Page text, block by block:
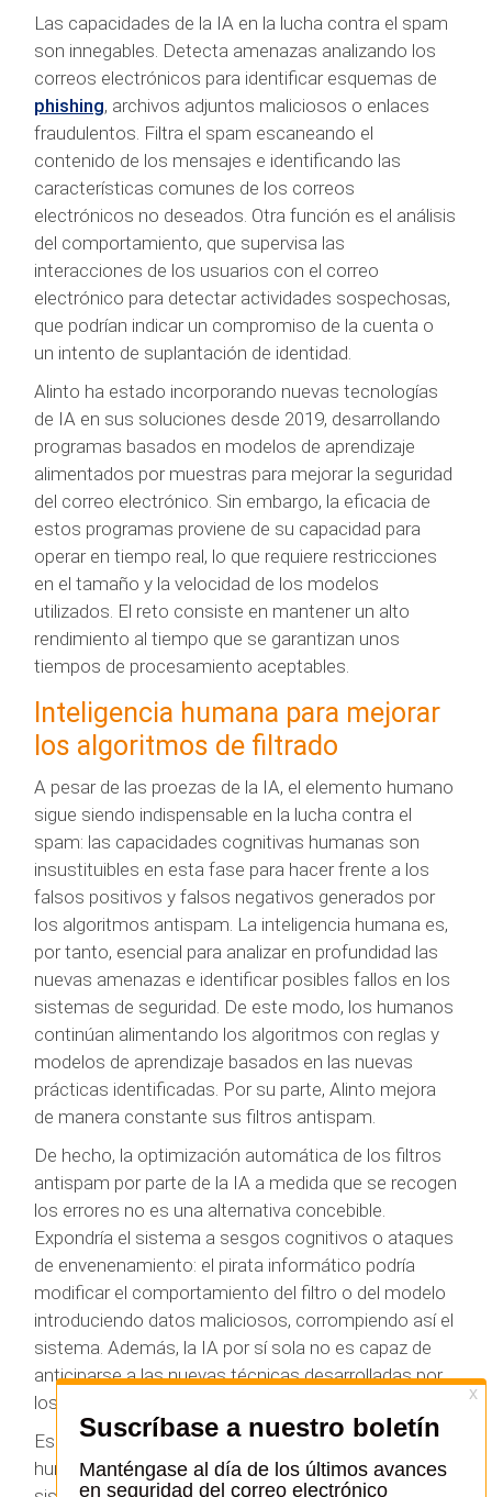
Las capacidades de la IA en la lucha contra el spam
son innegables. Detecta amenazas analizando los
correos electrónicos para identificar esquemas de
phishing, archivos adjuntos maliciosos o enlaces
fraudulentos. Filtra el spam escaneando el
contenido de los mensajes e identificando las
características comunes de los correos
electrónicos no deseados. Otra función es el análisis
del comportamiento, que supervisa las
interacciones de los usuarios con el correo
electrónico para detectar actividades sospechosas,
que podrían indicar un compromiso de la cuenta o
un intento de suplantación de identidad.
Alinto ha estado incorporando nuevas tecnologías
de IA en sus soluciones desde 2019, desarrollando
programas basados en modelos de aprendizaje
alimentados por muestras para mejorar la seguridad
del correo electrónico. Sin embargo, la eficacia de
estos programas proviene de su capacidad para
operar en tiempo real, lo que requiere restricciones
en el tamaño y la velocidad de los modelos
utilizados. El reto consiste en mantener un alto
rendimiento al tiempo que se garantizan unos
tiempos de procesamiento aceptables.
Inteligencia humana para mejorar
los algoritmos de filtrado
A pesar de las proezas de la IA, el elemento humano
sigue siendo indispensable en la lucha contra el
spam: las capacidades cognitivas humanas son
insustituibles en esta fase para hacer frente a los
falsos positivos y falsos negativos generados por
los algoritmos antispam. La inteligencia humana es,
por tanto, esencial para analizar en profundidad las
nuevas amenazas e identificar posibles fallos en los
sistemas de seguridad. De este modo, los humanos
continúan alimentando los algoritmos con reglas y
modelos de aprendizaje basados en las nuevas
prácticas identificadas. Por su parte, Alinto mejora
de manera constante sus filtros antispam.
De hecho, la optimización automática de los filtros
antispam por parte de la IA a medida que se recogen
los errores no es una alternativa concebible.
Expondría el sistema a sesgos cognitivos o ataques
de envenenamiento: el pirata informático podría
modificar el comportamiento del filtro o del modelo
introduciendo datos maliciosos, corrompiendo así el
sistema. Además, la IA por sí sola no es capaz de
anticiparse a las nuevas técnicas desarrolladas por
los piratas informáticos.
Es más, los propios hackers utilizan la inteligencia
humana para saltarse los filtros y contaminar los